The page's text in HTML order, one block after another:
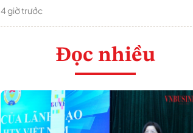
4 giờ trước
Đọc nhiều